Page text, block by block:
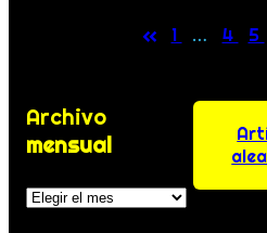
« 1 … 4 5
Archivo
mensual
Archivos